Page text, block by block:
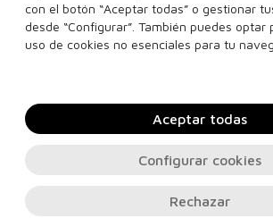
Añadir a la cesta
con el botón “Aceptar todas” o gestionar
desde “Configurar”. También puedes optar
uso de cookies no esenciales para tu
Rechazar
Configurar cookies
Aceptar todas
Contacto, soporte e información legal